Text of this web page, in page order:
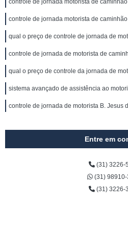
controle de jornada motorista de
controle de jornada motorista de
qual o preço de controle de jornada de
controle de jornada de motorista de
qual o preço de controle da jornada de
sistema avançado de assistência ao
controle de jornada de motorista B. Jesus
Entre em
(31) 3226-
(31)
(31) 3226-